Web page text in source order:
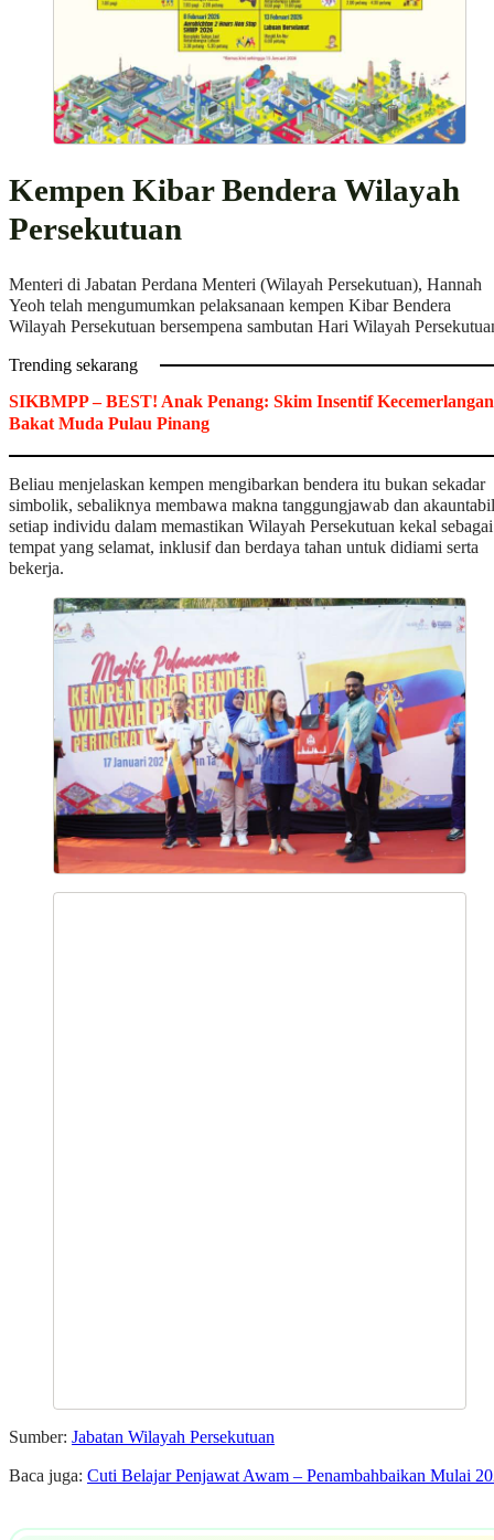
Kempen Kibar Bendera Wilayah
Persekutuan
Menteri di Jabatan Perdana Menteri (Wilayah Persekutuan), Hannah
Yeoh telah mengumumkan pelaksanaan kempen Kibar Bendera
Wilayah Persekutuan bersempena sambutan Hari Wilayah
Trending sekarang
SIKBMPP – BEST! Anak Penang: Skim Insentif Kecemerlangan
Bakat Muda Pulau Pinang
Beliau menjelaskan kempen mengibarkan bendera itu bukan sekadar
simbolik, sebaliknya membawa makna tanggungjawab dan
setiap individu dalam memastikan Wilayah Persekutuan kekal sebagai
tempat yang selamat, inklusif dan berdaya tahan untuk didiami serta
bekerja.
Sumber: Jabatan Wilayah Persekutuan
Baca juga: Cuti Belajar Penjawat Awam – Penambahbaikan Mulai